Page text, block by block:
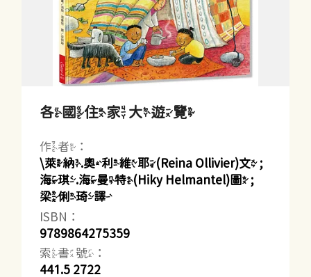
各國住家大遊覽
作者：
\萊納.奧利維耶(Reina Ollivier)文 ;
海琪.海曼特(Hiky Helmantel)圖 ;
梁俐琦譯
ISBN：
9789864275359
索書號：
441.5 2722